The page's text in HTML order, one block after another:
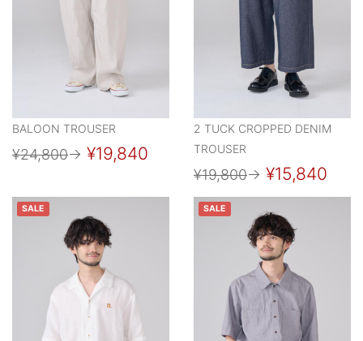
BALOON TROUSER
¥24,800→ ¥19,840
2 TUCK CROPPED DENIM
TROUSER
¥19,800→ ¥15,840
SALE SALE